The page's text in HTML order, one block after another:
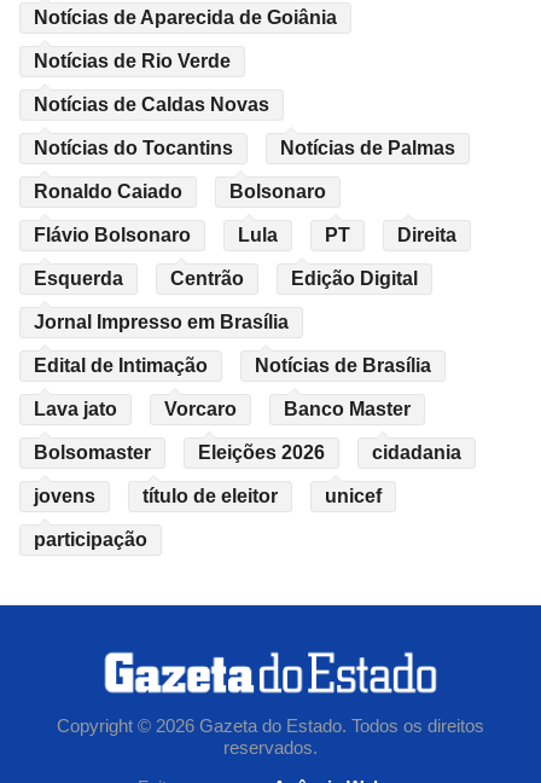
Notícias de Aparecida de Goiânia
Notícias de Rio Verde
Notícias de Caldas Novas
Notícias do Tocantins Notícias de Palmas
Ronaldo Caiado Bolsonaro
Flávio Bolsonaro Lula PT Direita
Esquerda Centrão Edição Digital
Jornal Impresso em Brasília
Edital de Intimação Notícias de Brasília
Lava jato Vorcaro Banco Master
Bolsomaster Eleições 2026 cidadania
jovens título de eleitor unicef
participação
Copyright © 2026 Gazeta do Estado. Todos os direitos
reservados.